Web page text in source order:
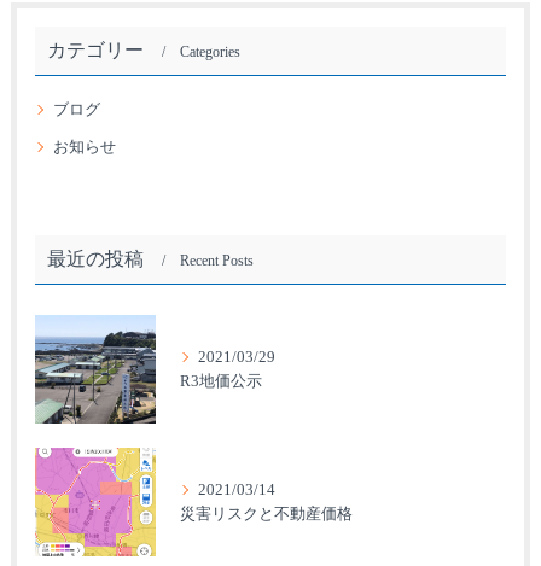
カテゴリー Categories
ブログ
お知らせ
最近の投稿 Recent Posts
2021/03/29
R3地価公示
2021/03/14
災害リスクと不動産価格